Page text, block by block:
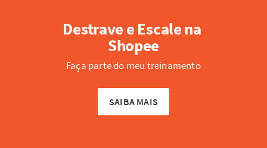
Destrave e Escale na
Shopee
Faça parte do meu treinamento
SAIBA MAIS